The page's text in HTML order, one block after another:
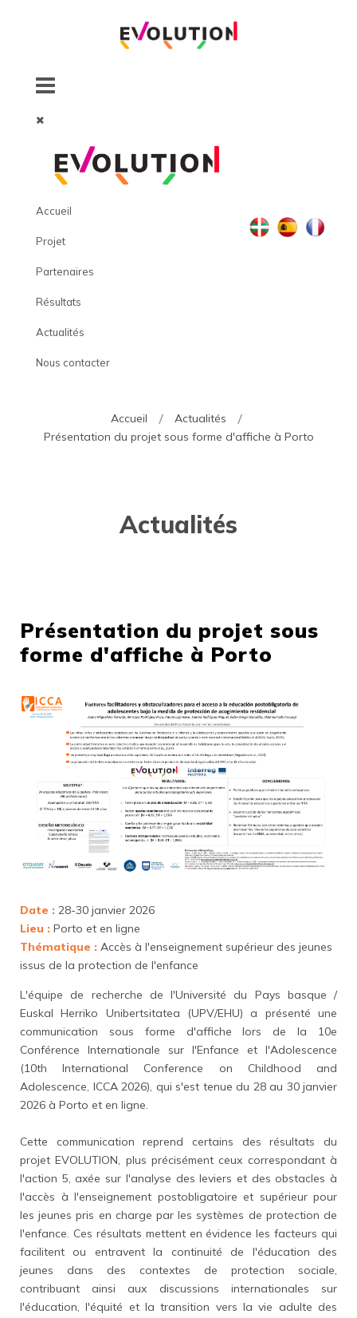
Accueil
Projet
Partenaires
Résultats
Actualités
Nous contacter
Accueil
Actualités
Présentation du projet sous forme d'affiche à Porto
Actualités
Présentation du projet sous
forme d'affiche à Porto
Date : 28-30 janvier 2026
Lieu : Porto et en ligne
Thématique : Accès à l'enseignement supérieur des jeunes
issus de la protection de l'enfance
L'équipe de recherche de l'Université du Pays basque /
Euskal Herriko Unibertsitatea (UPV/EHU) a présenté une
communication sous forme d'affiche lors de la 10e
Conférence Internationale sur l'Enfance et l'Adolescence
(10th International Conference on Childhood and
Adolescence, ICCA 2026), qui s'est tenue du 28 au 30 janvier
2026 à Porto et en ligne.
Cette communication reprend certains des résultats du
projet EVOLUTION, plus précisément ceux correspondant à
l'action 5, axée sur l'analyse des leviers et des obstacles à
l'accès à l'enseignement postobligatoire et supérieur pour
les jeunes pris en charge par les systèmes de protection de
l'enfance. Ces résultats mettent en évidence les facteurs qui
facilitent ou entravent la continuité de l'éducation des
jeunes dans des contextes de protection sociale,
contribuant ainsi aux discussions internationales sur
l'éducation, l'équité et la transition vers la vie adulte des